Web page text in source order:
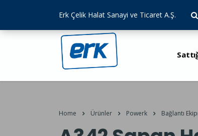
Erk Çelik Halat Sanayi ve Ticaret A.Ş.
Home Ürünler Powerk Bağlantı